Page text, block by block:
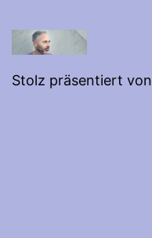
Stolz präsentiert von